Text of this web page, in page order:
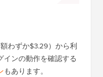
わずか$3.29）から利
インの動作を確認する
もあります。